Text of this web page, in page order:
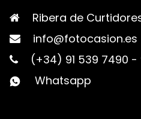
Ribera de
info@fotocasion.es
(+34) 91 539 7490 -
Whatsapp